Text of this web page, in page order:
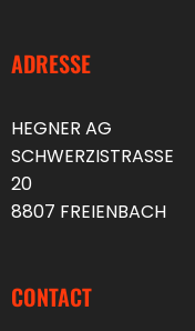
ADRESSE
HEGNER AG
SCHWERZISTRASSE
20
8807 FREIENBACH
CONTACT